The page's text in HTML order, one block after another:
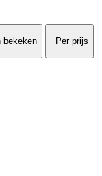
bekeken Per prijs